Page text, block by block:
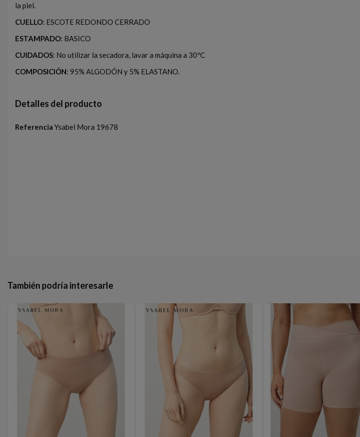
la piel.
CUELLO: ESCOTE REDONDO CERRADO
ESTAMPADO: BASICO
CUIDADOS: No utilizar la secadora, lavar a máquina a 30ºC
COMPOSICIÓN: 95% ALGODÓN y 5% ELASTANO.
Detalles del producto
Referencia Ysabel Mora 19678
También podría interesarle